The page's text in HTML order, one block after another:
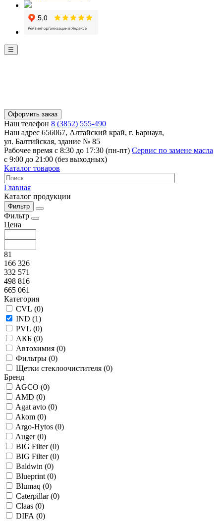
☰
Оформить заказ
Наш телефон 8 (3852) 555-490
Наш адрес 656067, Алтайский край, г. Барнаул,
ул. Балтийская, здание № 85
Рабочее время с 8:30 до 17:30 (пн-пт) Сервис по замене масла
с 9:00 до 21:00 (без выходных)
Каталог товаров
Главная
Каталог продукции
Фильтр
Фильтр
Цена
81
166 326
332 571
498 816
665 061
Категория
CVL (0)
IND (1)
PVL (0)
АКБ (0)
Автохимия (0)
Фильтры (0)
Щетки стеклоочистителя (0)
Бренд
AGCO (0)
AMD (0)
Agat avto (0)
Akom (0)
Argo-Hytos (0)
Auger (0)
BIG Filter (0)
BIG Filter (0)
Baldwin (0)
Blueprint (0)
Blumaq (0)
Caterpillar (0)
Claas (0)
DIFA (0)